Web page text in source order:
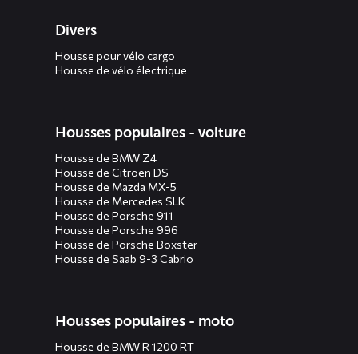
Divers
Housse pour vélo cargo
Housse de vélo électrique
Housses populaires - voiture
Housse de BMW Z4
Housse de Citroën DS
Housse de Mazda MX-5
Housse de Mercedes SLK
Housse de Porsche 911
Housse de Porsche 996
Housse de Porsche Boxster
Housse de Saab 9-3 Cabrio
Housses populaires - moto
Housse de BMW R 1200 RT